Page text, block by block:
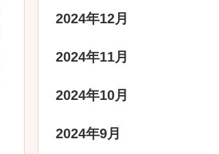
2024年12月
2024年11月
2024年10月
2024年9月